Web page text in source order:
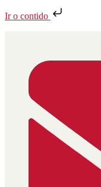
Ir o contido